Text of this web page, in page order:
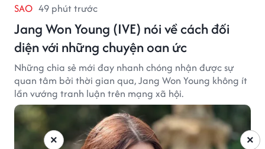
SAO 49 phút trước
Jang Won Young (IVE) nói về cách đối
diện với những chuyện oan ức
Những chia sẻ mới đay nhanh chóng nhận được sự
quan tâm bởi thời gian qua, Jang Won Young không ít
lần vướng tranh luận trên mạng xã hội.
×
×